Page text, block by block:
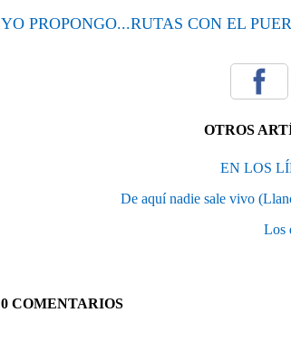
YO PROPONGO...RUTAS CON EL
OTROS
EN LOS
De aquí nadie sale vivo
Los
0 COMENTARIOS